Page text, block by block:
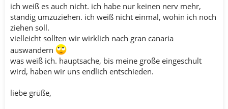
ich weiß es auch nicht. ich habe nur keinen nerv mehr,
ständig umzuziehen. ich weiß nicht einmal, wohin ich noch
ziehen soll.
vielleicht sollten wir wirklich nach gran canaria
auswandern
was weiß ich. hauptsache, bis meine große eingeschult
wird, haben wir uns endlich entschieden.
liebe grüße,